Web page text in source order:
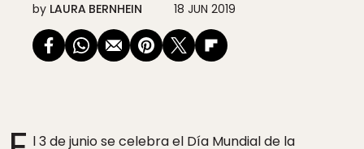
by LAURA BERNHEIN 18 JUN 2019
l 3 de junio se celebra el Día Mundial de la